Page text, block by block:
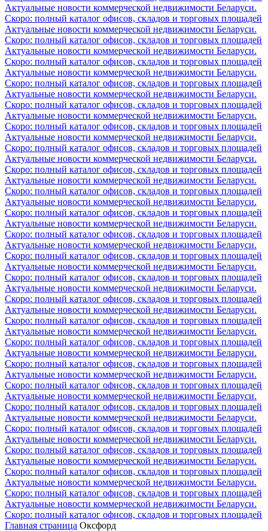
Актуальные новости коммерческой недвижимости Беларуси.
Скоро: полный каталог офисов, складов и торговых площадей
Актуальные новости коммерческой недвижимости Беларуси.
Скоро: полный каталог офисов, складов и торговых площадей
Актуальные новости коммерческой недвижимости Беларуси.
Скоро: полный каталог офисов, складов и торговых площадей
Актуальные новости коммерческой недвижимости Беларуси.
Скоро: полный каталог офисов, складов и торговых площадей
Актуальные новости коммерческой недвижимости Беларуси.
Скоро: полный каталог офисов, складов и торговых площадей
Актуальные новости коммерческой недвижимости Беларуси.
Скоро: полный каталог офисов, складов и торговых площадей
Актуальные новости коммерческой недвижимости Беларуси.
Скоро: полный каталог офисов, складов и торговых площадей
Актуальные новости коммерческой недвижимости Беларуси.
Скоро: полный каталог офисов, складов и торговых площадей
Актуальные новости коммерческой недвижимости Беларуси.
Скоро: полный каталог офисов, складов и торговых площадей
Актуальные новости коммерческой недвижимости Беларуси.
Скоро: полный каталог офисов, складов и торговых площадей
Актуальные новости коммерческой недвижимости Беларуси.
Скоро: полный каталог офисов, складов и торговых площадей
Актуальные новости коммерческой недвижимости Беларуси.
Скоро: полный каталог офисов, складов и торговых площадей
Актуальные новости коммерческой недвижимости Беларуси.
Скоро: полный каталог офисов, складов и торговых площадей
Актуальные новости коммерческой недвижимости Беларуси.
Скоро: полный каталог офисов, складов и торговых площадей
Актуальные новости коммерческой недвижимости Беларуси.
Скоро: полный каталог офисов, складов и торговых площадей
Актуальные новости коммерческой недвижимости Беларуси.
Скоро: полный каталог офисов, складов и торговых площадей
Актуальные новости коммерческой недвижимости Беларуси.
Скоро: полный каталог офисов, складов и торговых площадей
Актуальные новости коммерческой недвижимости Беларуси.
Скоро: полный каталог офисов, складов и торговых площадей
Актуальные новости коммерческой недвижимости Беларуси.
Скоро: полный каталог офисов, складов и торговых площадей
Актуальные новости коммерческой недвижимости Беларуси.
Скоро: полный каталог офисов, складов и торговых площадей
Актуальные новости коммерческой недвижимости Беларуси.
Скоро: полный каталог офисов, складов и торговых площадей
Актуальные новости коммерческой недвижимости Беларуси.
Скоро: полный каталог офисов, складов и торговых площадей
Актуальные новости коммерческой недвижимости Беларуси.
Скоро: полный каталог офисов, складов и торговых площадей
Актуальные новости коммерческой недвижимости Беларуси.
Скоро: полный каталог офисов, складов и торговых площадей
Главная страница Оксфорд